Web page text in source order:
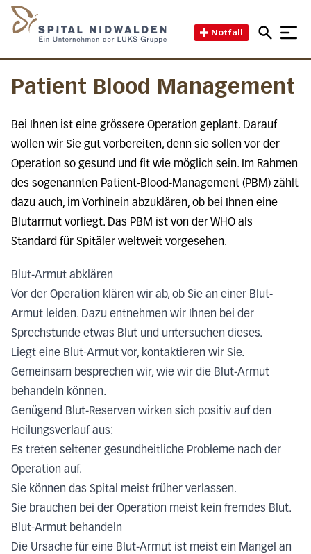
Notfall
Patient Blood Management
Bei Ihnen ist eine grössere Operation geplant. Darauf
wollen wir Sie gut vorbereiten, denn sie sollen vor der
Operation so gesund und fit wie möglich sein. Im Rahmen
des sogenannten Patient-Blood-Management (PBM) zählt
dazu auch, im Vorhinein abzuklären, ob bei Ihnen eine
Blutarmut vorliegt. Das PBM ist von der WHO als
Standard für Spitäler weltweit vorgesehen.
Blut-Armut abklären
Vor der Operation klären wir ab, ob Sie an einer Blut-
Armut leiden. Dazu entnehmen wir Ihnen bei der
Sprechstunde etwas Blut und untersuchen dieses.
Liegt eine Blut-Armut vor, kontaktieren wir Sie.
Gemeinsam besprechen wir, wie wir die Blut-Armut
behandeln können.
Genügend Blut-Reserven wirken sich positiv auf den
Heilungsverlauf aus:
Es treten seltener gesundheitliche Probleme nach der
Operation auf.
Sie können das Spital meist früher verlassen.
Sie brauchen bei der Operation meist kein fremdes Blut.
Blut-Armut behandeln
Die Ursache für eine Blut-Armut ist meist ein Mangel an